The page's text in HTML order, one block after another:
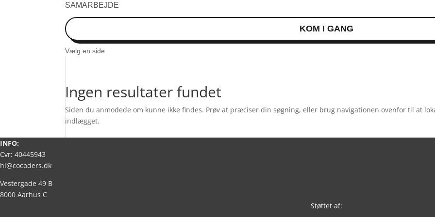
SAMARBEJDE
KOM I GANG
Vælg en side
Ingen resultater fundet
Siden du anmodede om kunne ikke findes. Prøv at præciser din søgning, eller brug navigationen ovenfor til at
indlægget.
INFO:
Cvr: 40445943
hi@cocoders.dk
Vestergade 49 B
8000 Aarhus C
Støttet af: